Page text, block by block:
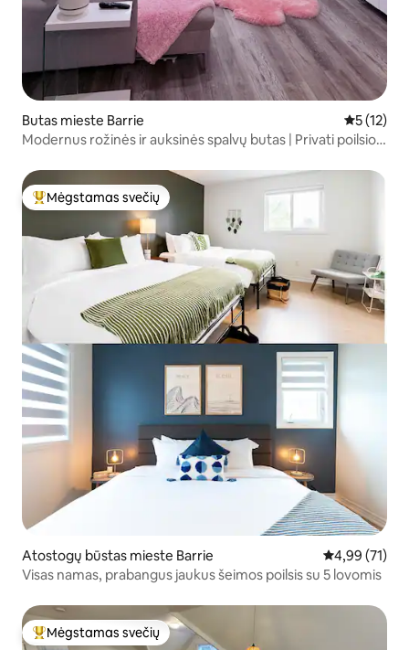
Butas mieste Barrie Vidutinis
5 (12)
Modernus rožinės ir auksinės spalvų butas | Privati poilsio
Svečių mėgstamiausias
Mėgstamas svečių
Atostogų būstas mieste Barrie Vidutinis
4,99 (71)
Visas namas, prabangus jaukus šeimos poilsis su 5 lovomis
Svečių mėgstamiausias
Mėgstamas svečių